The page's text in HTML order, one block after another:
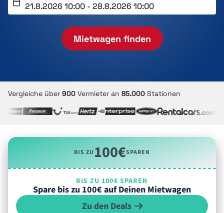
Mietwagen finden
Vergleiche über 900 Vermieter an 85.000 Stationen
BIS ZU100€SPAREN
BIS ZU 100€ SPAREN
Spare bis zu 100€ auf Deinen Mietwagen
Zu den Deals